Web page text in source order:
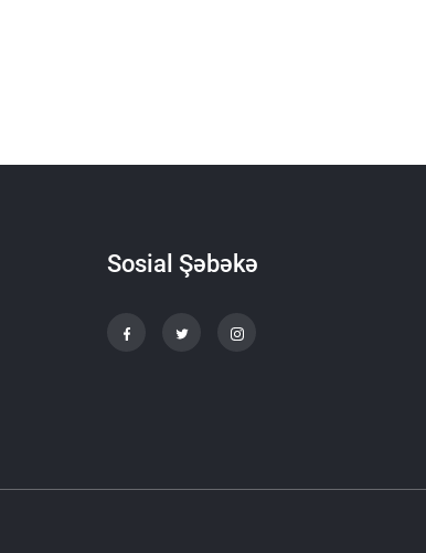
Sosial Şəbəkə